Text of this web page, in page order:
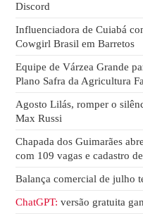
Discord
Influenciadora de Cuiabá
Cowgirl Brasil em Barretos
Equipe de Várzea Grande
Plano Safra da Agricultura
Agosto Lilás, romper o
Max Russi
Chapada dos Guimarães
com 109 vagas e cadastro
Balança comercial de julho
ChatGPT: versão gratuita